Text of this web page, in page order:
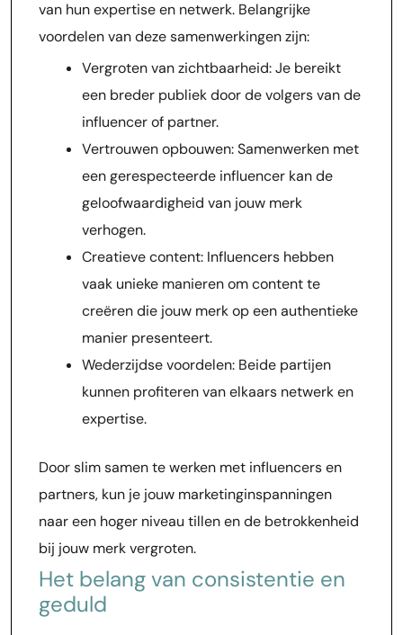
van hun expertise en netwerk. Belangrijke
voordelen van deze samenwerkingen zijn:
Vergroten van zichtbaarheid: Je bereikt
een breder publiek door de volgers van de
influencer of partner.
Vertrouwen opbouwen: Samenwerken met
een gerespecteerde influencer kan de
geloofwaardigheid van jouw merk
verhogen.
Creatieve content: Influencers hebben
vaak unieke manieren om content te
creëren die jouw merk op een authentieke
manier presenteert.
Wederzijdse voordelen: Beide partijen
kunnen profiteren van elkaars netwerk en
expertise.
Door slim samen te werken met influencers en
partners, kun je jouw marketinginspanningen
naar een hoger niveau tillen en de betrokkenheid
bij jouw merk vergroten.
Het belang van consistentie en
geduld